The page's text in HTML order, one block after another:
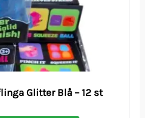
Glitter Blå – 12 st